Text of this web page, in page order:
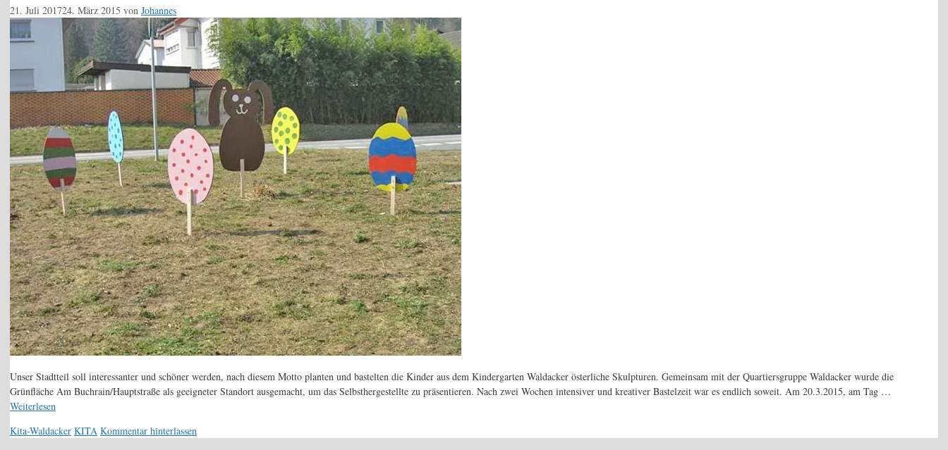
21. Juli 201724. März 2015 von Johannes
Unser Stadtteil soll interessanter und schöner werden, nach diesem Motto planten und bastelten die Kinder aus dem Kindergarten Waldacker österliche Skulpturen. Gemeinsam mit der Quartiersgruppe Waldacker wurde die
Grünfläche Am Buchrain/Hauptstraße als geeigneter Standort ausgemacht, um das Selbsthergestellte zu präsentieren. Nach zwei Wochen intensiver und kreativer Bastelzeit war es endlich soweit. Am 20.3.2015, am Tag …
Weiterlesen
Kategorien
Kita-Waldacker Schlagwörter
KITA Kommentar hinterlassen